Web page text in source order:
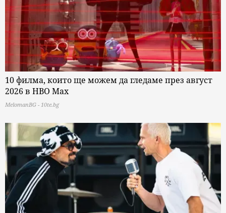
10 филма, които ще можем да гледаме през август
2026 в HBO Max
MelomanBG - 10te.bg